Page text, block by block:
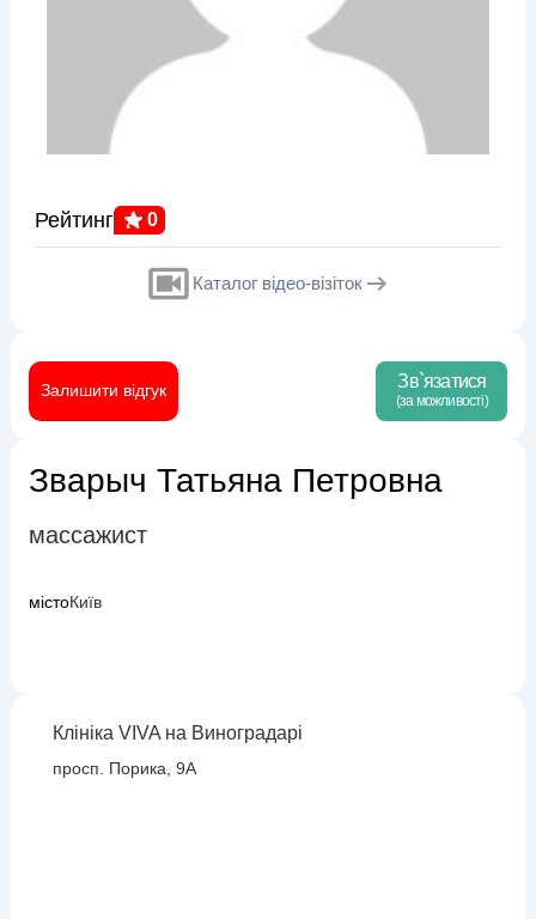
Рейтинг 0
Каталог відео-візіток
Залишити відгук Зв`язатися
(за можливості)
Зварыч Татьяна Петровна
массажист
містоКиїв
Клініка VIVA на Виноградарі
просп. Порика, 9А